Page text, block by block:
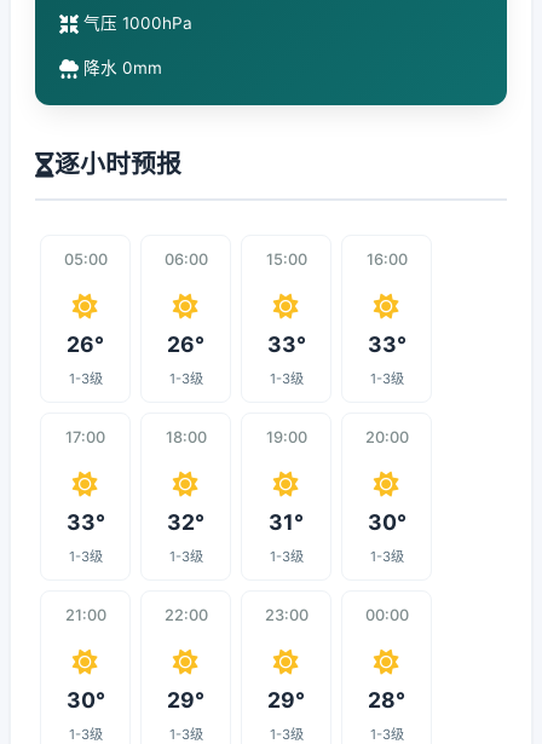
气压 1000hPa
降水 0mm
逐小时预报
05:00
26°
1-3级
06:00
26°
1-3级
15:00
33°
1-3级
16:00
33°
1-3级
17:00
33°
1-3级
18:00
32°
1-3级
19:00
31°
1-3级
20:00
30°
1-3级
21:00
30°
1-3级
22:00
29°
1-3级
23:00
29°
1-3级
00:00
28°
1-3级